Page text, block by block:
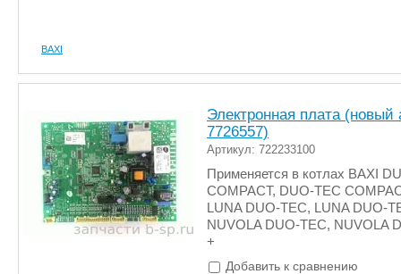
BAXI
Электронная плата (новый
7726557)
Артикул: 722233100
Применяется в котлах BAXI
COMPACT, DUO-TEC
LUNA DUO-TEC, LUNA DUO-
NUVOLA DUO-TEC, NUVOLA
+
Добавить к сравнению